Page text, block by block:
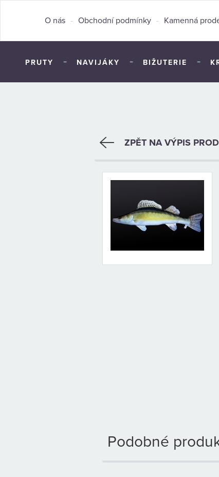
O nás - Obchodní podmínky - Kamenná
PRUTY - NAVIJÁKY - BIŽUTERIE -
ZPĚT NA VÝPIS
Podobné